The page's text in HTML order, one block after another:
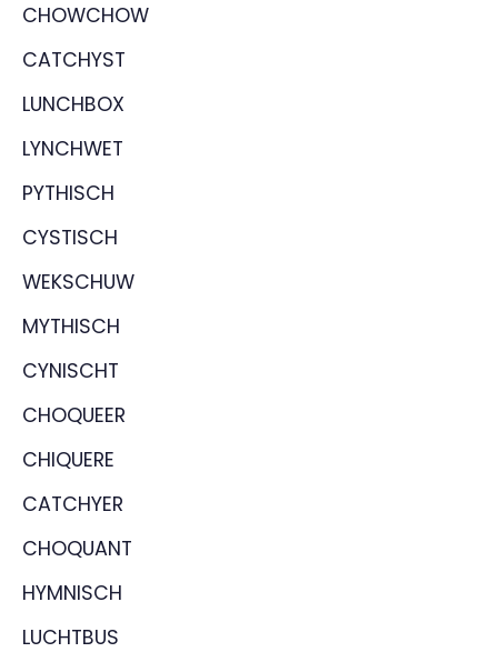
CHOWCHOW
CATCHYST
LUNCHBOX
LYNCHWET
PYTHISCH
CYSTISCH
WEKSCHUW
MYTHISCH
CYNISCHT
CHOQUEER
CHIQUERE
CATCHYER
CHOQUANT
HYMNISCH
LUCHTBUS